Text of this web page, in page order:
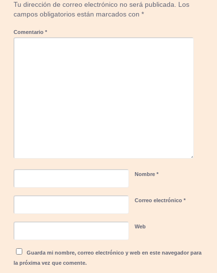
Tu dirección de correo electrónico no será publicada.
Los
campos obligatorios están marcados con*
Comentario*
Nombre*
Correo electrónico*
Web
Guarda mi nombre, correo electrónico y web en este navegador para
la próxima vez que comente.